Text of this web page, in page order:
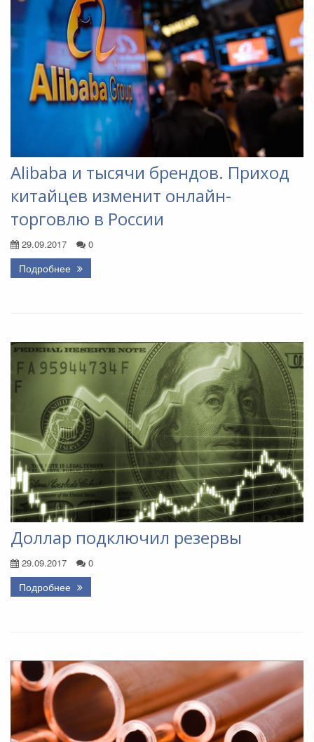
Alibaba и тысячи брендов. Приход
китайцев изменит онлайн-
торговлю в России
29.09.2017 0
Подробнее
Доллар подключил резервы
29.09.2017 0
Подробнее